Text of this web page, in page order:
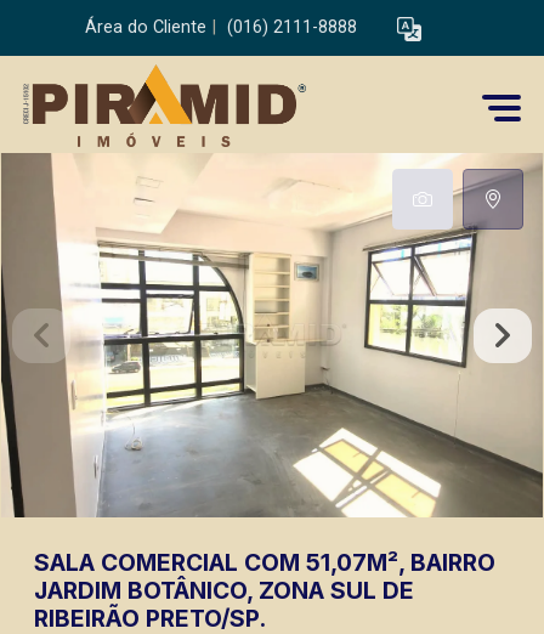
Área do Cliente (016) 2111-8888
SALA COMERCIAL COM 51,07M², BAIRRO
JARDIM BOTÂNICO, ZONA SUL DE
RIBEIRÃO PRETO/SP.